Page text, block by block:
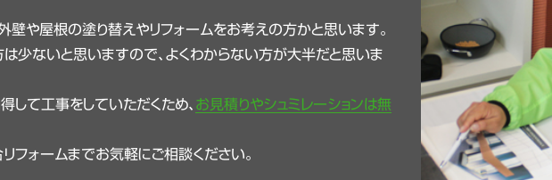
壁や屋根の塗り替えやリフォームをお考えの方かと思います。
少ないと思いますので、よくわからない方が大半だと思いま
して工事をしていただくため、 お見積りやシュミレーションは無
フォームまでお気軽にご相談ください。